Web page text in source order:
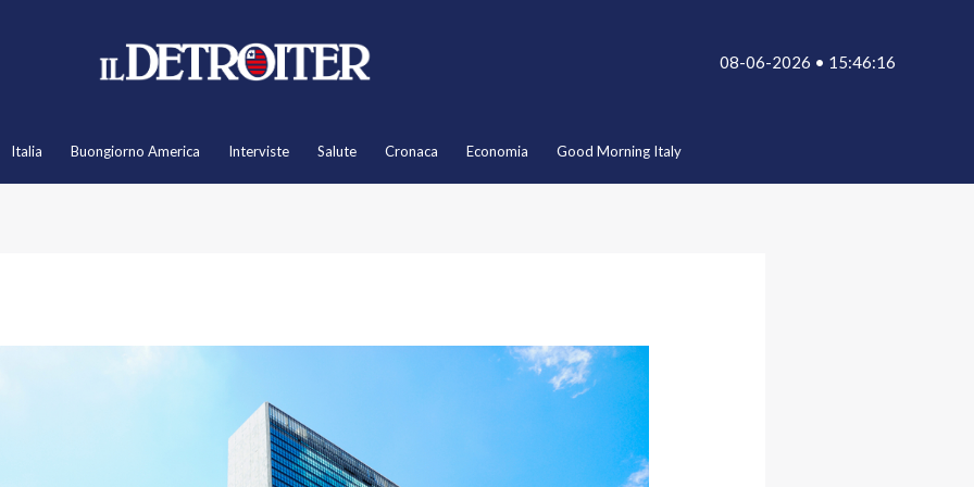
08-06-2026 • 15:46:16
Italia Buongiorno America Interviste Salute Cronaca Economia Good Morning Italy